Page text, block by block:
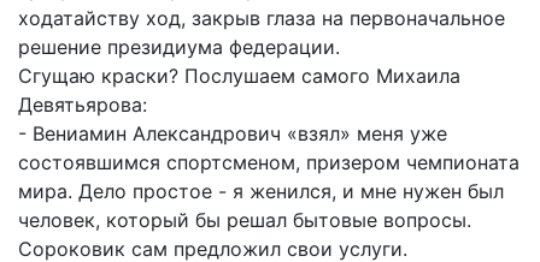
ходатайству ход, закрыв глаза на первоначальное
решение президиума федерации.
Сгущаю краски? Послушаем самого Михаила
Девятьярова:
- Вениамин Александрович «взял» меня уже
состоявшимся спортсменом, призером чемпионата
мира. Дело простое - я женился, и мне нужен был
человек, который бы решал бытовые вопросы.
Сороковик сам предложил свои услуги.